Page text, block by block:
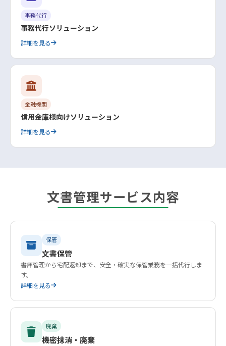
事務代行
事務代行ソリューション
詳細を見る
金融機関
信用金庫様向けソリューション
詳細を見る
文書管理サービス内容
保管
文書保管
書庫管理から宅配返却まで、安全・確実な保管業務を一括代行しま
す。
詳細を見る
廃棄
機密抹消・廃棄